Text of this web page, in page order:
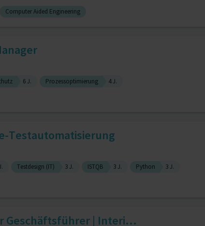
Computer Aided Engineering
6 J. Prozessoptimierung
4 J.
Testautomatisierung
Testdesign (IT) 3 J. ISTQB 3 J. Python
3 J.
Geschäftsführer | Interi...